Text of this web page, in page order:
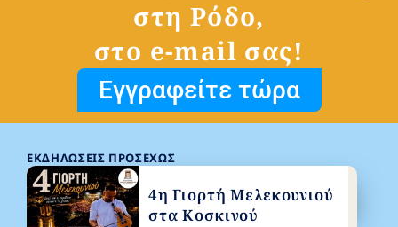
στη Ρόδο,
στο e-mail σας!
Εγγραφείτε τώρα
ΕΚΔΗΛΏΣΕΙΣ ΠΡΟΣΕΧΏΣ
4η Γιορτή Μελεκουνιού
στα Κοσκινού